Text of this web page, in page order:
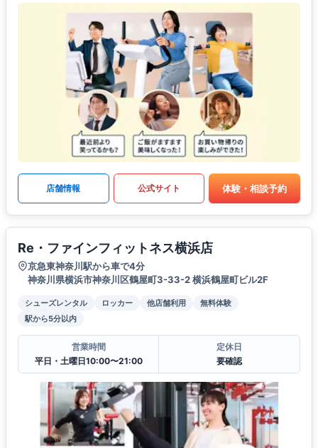
店舗情報 公式サイト 体験・相談予約
Re・ファインフィットネス横浜店
京急東神奈川駅から車で4分
神奈川県横浜市神奈川区鶴屋町3-33-2 横浜鶴屋町ビル2F
シューズレンタル ロッカー 他店舗利用
無料体験
駅から5分以内
営業時間
平日・土曜日10:00〜21:00
定休日
要確認